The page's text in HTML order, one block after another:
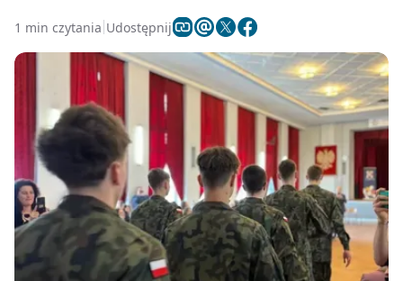
1 min czytania Udostępnij